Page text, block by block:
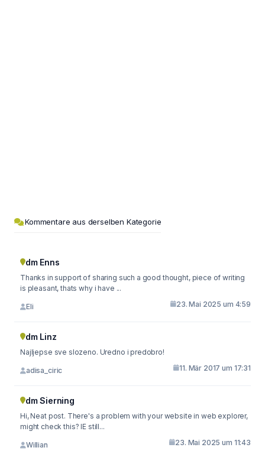
Kommentare aus derselben Kategorie
dm Enns
Thanks in support of sharing such a good thought, piece of writing
is pleasant, thats why i have ...
Eli 23. Mai 2025 um 4:59
dm Linz
Najljepse sve slozeno. Uredno i predobro!
adisa_ciric 11. Mär 2017 um 17:31
dm Sierning
Hi, Neat post. There's a problem with your website in web explorer,
might check this? IE still...
Willian 23. Mai 2025 um 11:43